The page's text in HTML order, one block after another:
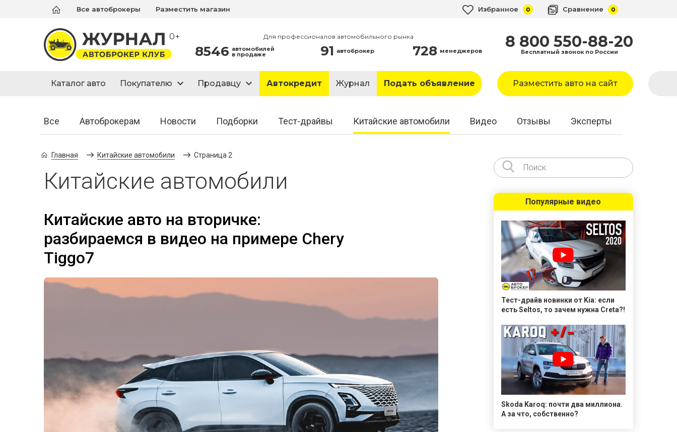
Все автоброкеры Разместить магазин Избранное 0 Сравнение 0
0+ Для профессионалов автомобильного рынка
8546 автомобилей
в продаже 91 автоброкер 728 менеджеров 8 800 550-88-20
Бесплатный звонок по России
Каталог авто Покупателю Продавцу Автокредит Журнал Подать объявление Разместить авто на сайт
Все Автоброкерам Новости Подборки Тест-драйвы Китайские автомобили Видео Отзывы Эксперты
Главная Китайские автомобили Страница 2
Китайские автомобили
Китайские авто на вторичке:
разбираемся в видео на примере Chery
Tiggo7
Популярные видео
Тест-драйв новинки от Kia: если
есть Seltos, то зачем нужна Creta?!
Skoda Karoq: почти два миллиона.
А за что, собственно?